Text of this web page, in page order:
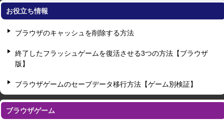
お役立ち情報
ブラウザのキャッシュを削除する方法
終了したフラッシュゲームを復活させる3つの方法【ブラウザ
版】
ブラウザゲームのセーブデータ移行方法【ゲーム別検証】
ブラウザゲーム